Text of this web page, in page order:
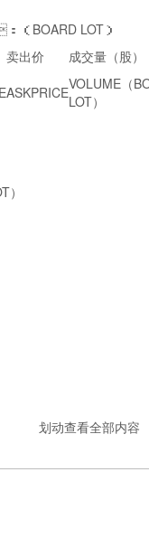
（BOARD LOT）
卖出价
成交量（股）
ASKPRICEVOLUME（
LOT）
）
划动查看全部内容